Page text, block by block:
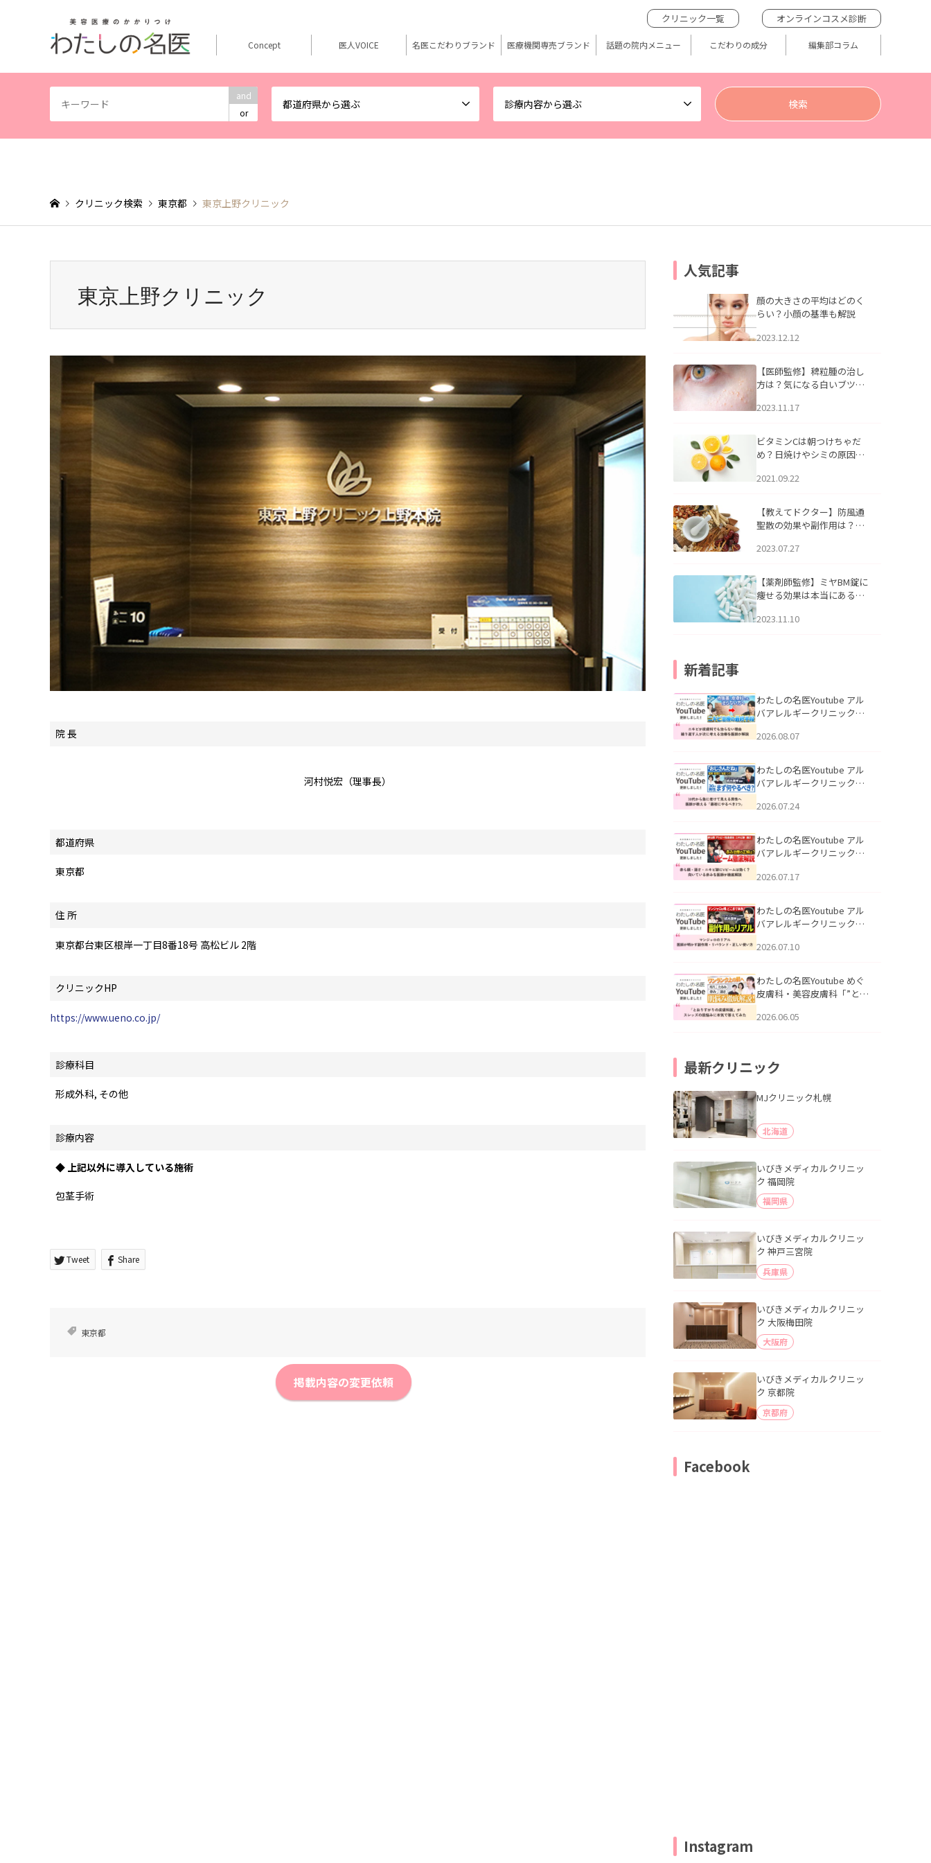
and
or
都道府県から選ぶ 診療内容から選ぶ
クリニック一覧 オンラインコスメ診断
Concept 医人VOICE 名医こだわりブランド 医療機関専売ブランド 話題の院内メニュー こだわりの成分 編集部コラム
クリニック検索 東京都 東京上野クリニック
東京上野クリニック
院 長
河村悦宏（理事長）
都道府県
東京都
住 所
東京都台東区根岸一丁目8番18号 高松ビル 2階
クリニックHP
https://www.ueno.co.jp/
診療科目
形成外科, その他
診療内容
◆ 上記以外に導入している施術
包茎手術
Tweet Share
東京都
掲載内容の変更依頼
人気記事
顔の大きさの平均はどのく
らい？小顔の基準も解説
2023.12.12
【医師監修】稗粒腫の治し
方は？気になる白いブツブ
アについて
2023.11.17
ビタミンCは朝つけちゃだ
め？日焼けやシミの原因に
2021.09.22
【教えてドクター】防風通
聖散の効果や副作用は？長
2023.07.27
【薬剤師監修】ミヤBM錠に
痩せる効果は本当にある
2023.11.10
新着記事
わたしの名医Youtube アル
バアレルギークリニック札
らない理由｜繰り返す人が
説」を公開いたしました。
2026.08.07
わたしの名医Youtube アル
バアレルギークリニック札
える男性へ｜医師が教える
公開いたしました。
2026.07.24
わたしの名医Youtube アル
バアレルギークリニック札
跡にVビームは効く？向いて
説」を公開いたしました。
2026.07.17
わたしの名医Youtube アル
バアレルギークリニック札
医師が明かす副作用・リバ
公開いたしました。
2026.07.10
わたしの名医Youtube めぐ
皮膚科・美容皮膚科「”とお
ッズの肌悩みに本気で答え
2026.06.05
最新クリニック
MJクリニック札幌
北海道
いびきメディカルクリニッ
ク 福岡院
福岡県
いびきメディカルクリニッ
ク 神戸三宮院
兵庫県
いびきメディカルクリニッ
ク 大阪梅田院
大阪府
いびきメディカルクリニッ
ク 京都院
京都府
Facebook
Instagram